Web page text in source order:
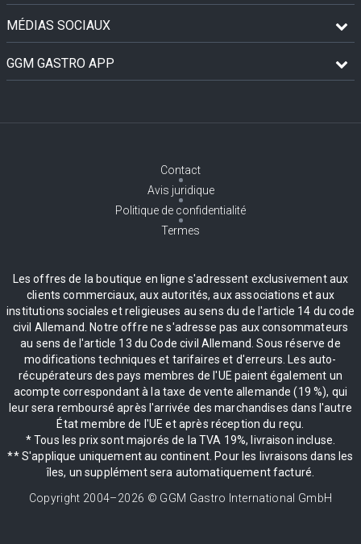
MÉDIAS SOCIAUX
GGM GASTRO APP
Contact
Avis juridique
Politique de confidentialité
Termes
Les offres de la boutique en ligne s'adressent exclusivement aux
clients commerciaux, aux autorités, aux associations et aux
institutions sociales et religieuses au sens du de l'article 14 du code
civil Allemand. Notre offre ne s'adresse pas aux consommateurs
au sens de l'article 13 du Code civil Allemand. Sous réserve de
modifications techniques et tarifaires et d'erreurs. Les auto-
récupérateurs des pays membres de l'UE paient également un
acompte correspondant à la taxe de vente allemande (19 %), qui
leur sera remboursé après l'arrivée des marchandises dans l'autre
État membre de l'UE et après réception du reçu.
* Tous les prix sont majorés de la TVA 19%, livraison incluse.
** S'applique uniquement au continent. Pour les livraisons dans les
îles, un supplément sera automatiquement facturé.
Copyright 2004–2026 © GGM Gastro International GmbH